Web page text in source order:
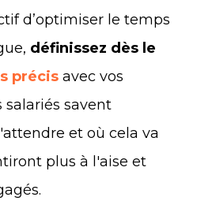
d’optimiser le temps
définissez dès le
précis avec vos
salariés savent
et où cela va
plus à l'aise et